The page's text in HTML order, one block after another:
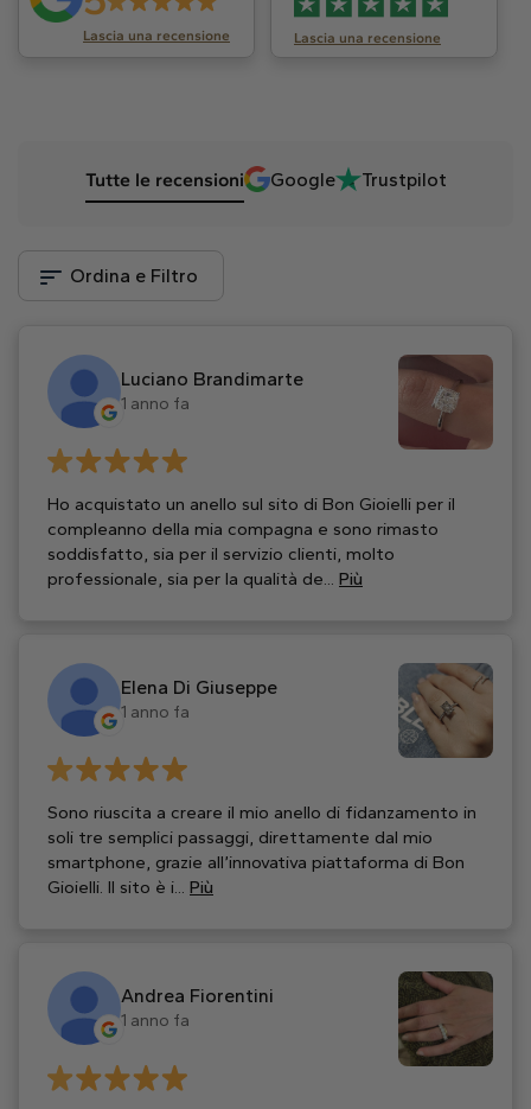
Lascia una recensione Lascia una recensione
Tutte le recensioni Google Trustpilot
Ordina e Filtro
Luciano Brandimarte
1 anno fa
Ho acquistato un anello sul sito di Bon Gioielli per il
compleanno della mia compagna e sono rimasto
soddisfatto, sia per il servizio clienti, molto
professionale, sia per la qualità de... Più
Elena Di Giuseppe
1 anno fa
Sono riuscita a creare il mio anello di fidanzamento in
soli tre semplici passaggi, direttamente dal mio
smartphone, grazie all’innovativa piattaforma di Bon
Gioielli. Il sito è i... Più
Andrea Fiorentini
1 anno fa